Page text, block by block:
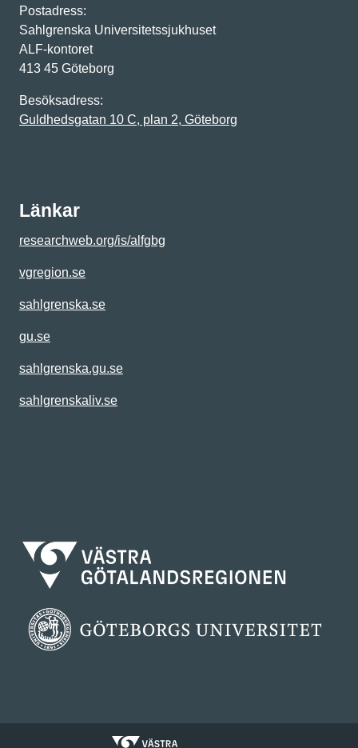
Postadress:
Sahlgrenska Universitetssjukhuset
ALF-kontoret
413 45 Göteborg
Besöksadress:
Guldhedsgatan 10 C, plan 2, Göteborg
Länkar
researchweb.org/is/alfgbg
vgregion.se
sahlgrenska.se
gu.se
sahlgrenska.gu.se
sahlgrenskaliv.se